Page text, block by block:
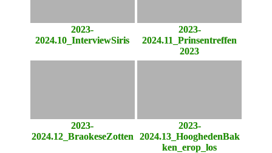
2023-
2024.10_InterviewSiris
2023-
2024.11_Prinsentreffen
2023
2023-
2024.12_BraokeseZotten
2023-
2024.13_HooghedenBak
ken_erop_los